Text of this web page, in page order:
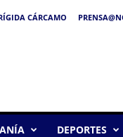
CÁRCAMO
DEPORTES